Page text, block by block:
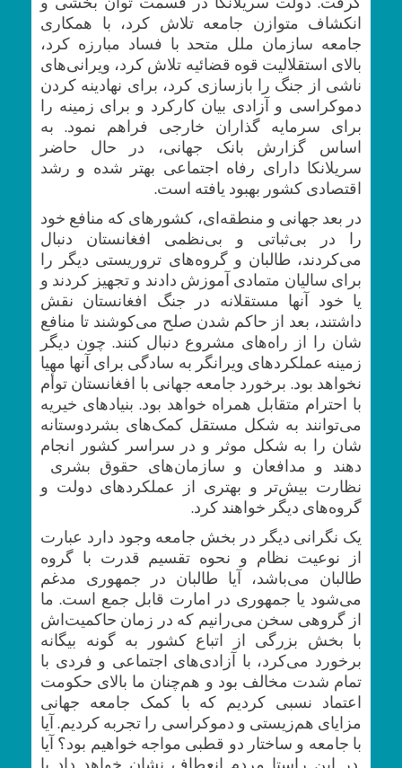
انکشاف متوازن جامعه تلاش کرد، با همکاری
جامعه سازمان ملل متحد با فساد مبارزه کرد،
بالای استقلالیت قوه قضائیه تلاش کرد، ویرانی‌های
ناشی از جنگ را بازسازی کرد، برای نهادینه کردن
دموکراسی و آزادی بیان کارکرد و برای زمینه را
برای سرمایه گذاران خارجی فراهم نمود. به
اساس گزارش بانک جهانی، در حال حاضر
سریلانکا دارای رفاه اجتماعی بهتر شده و رشد
اقتصادی کشور بهبود یافته است.
در بعد جهانی و منطقه‌ای، کشورهای که منافع خود
را در بی‌ثباتی و بی‌نظمی افغانستان دنبال
می‌کردند، طالبان و گروه‌های تروریستی دیگر را
برای سالیان متمادی آموزش دادند و تجهیز کردند و
یا خود آنها مستقلانه در جنگ افغانستان نقش
داشتند، بعد از حاکم شدن صلح می‌کوشند تا منافع
شان را از راه‌های مشروع دنبال کنند. چون دیگر
زمینه عملکردهای ویرانگر به سادگی برای آنها مهیا
نخواهد بود. برخورد جامعه جهانی با افغانستان توأم
با احترام متقابل همراه خواهد بود. بنیادهای خیریه
می‌توانند به شکل مستقل کمک‌های بشردوستانه
شان را به شکل موثر و در سراسر کشور انجام
دهند و مدافعان و سازمان‌های حقوق بشری
نظارت بیش‌تر و بهتری از عملکردهای دولت و
گروه‌های دیگر خواهند کرد.
یک نگرانی دیگر در بخش جامعه وجود دارد عبارت
از نوعیت نظام و نحوه تقسیم قدرت با گروه
طالبان می‌باشد، آیا طالبان در جمهوری مدغم
می‌شود یا جمهوری در امارت قابل جمع است. ما
از گروهی سخن می‌رانیم که در زمان حاکمیت‌اش
با بخش بزرگی از اتباع کشور به گونه بیگانه
برخورد می‌کرد، با آزادی‌های اجتماعی و فردی با
تمام شدت مخالف بود و هم‌چنان ما بالای حکومت
اعتماد نسبی کردیم که با کمک جامعه جهانی
مزایای هم‌زیستی و دموکراسی را تجربه کردیم. آیا
با جامعه و ساختار دو قطبی مواجه خواهیم بود؟ آیا
در این راستا مردم انعطاف نشان خواهد داد یا